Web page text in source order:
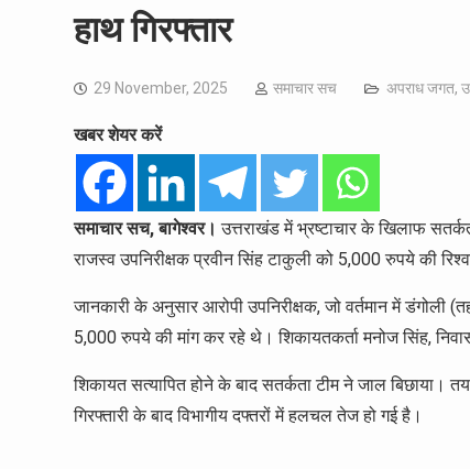
हाथ गिरफ्तार
29 November, 2025 समाचार सच अपराध जगत,
खबर शेयर करें
समाचार सच, बागेश्वर। उत्तराखंड में भ्रष्टाचार के खिलाफ
राजस्व उपनिरीक्षक प्रवीन सिंह टाकुली को 5,000 रुपये की
जानकारी के अनुसार आरोपी उपनिरीक्षक, जो वर्तमान में
5,000 रुपये की मांग कर रहे थे। शिकायतकर्ता मनोज सिंह,
शिकायत सत्यापित होने के बाद सतर्कता टीम ने जाल
गिरफ्तारी के बाद विभागीय दफ्तरों में हलचल तेज हो गई है।